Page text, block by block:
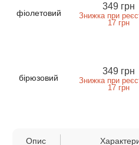
фіолетовий
349 грн
Знижка при
17 грн
бірюзовий
349 грн
Знижка при
17 грн
Опис